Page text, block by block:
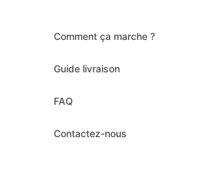
Comment ça marche ?
Guide livraison
FAQ
Contactez-nous